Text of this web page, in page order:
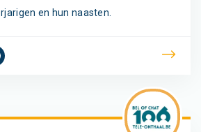
en hun naasten.